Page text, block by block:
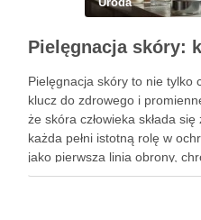
Pielęgnacja skóry to nie tylko
klucz do zdrowego i
że skóra człowieka składa
każda pełni istotną rolę w
jako pierwsza linia obrony,
czynnikami zewnętrznymi, a